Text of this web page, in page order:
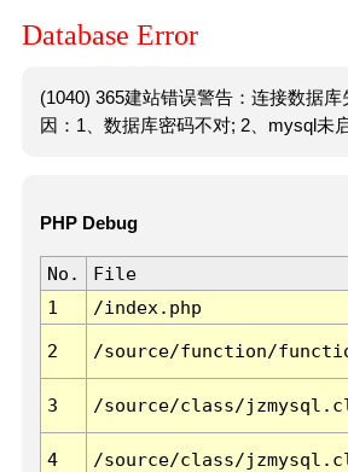
Database Error
(1040) 365建站错误警告：连接数据
因：1、数据库密码不对; 2、mysql未启
PHP Debug
No. File
1
/index.php
2 /source/function/
3 /source/class/
4 /source/class/